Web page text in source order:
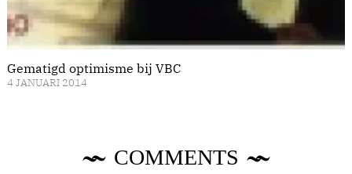
Gematigd optimisme bij VBC
4 JANUARI 2014
COMMENTS